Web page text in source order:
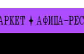
АФИША-РЕСТОРАНЫ